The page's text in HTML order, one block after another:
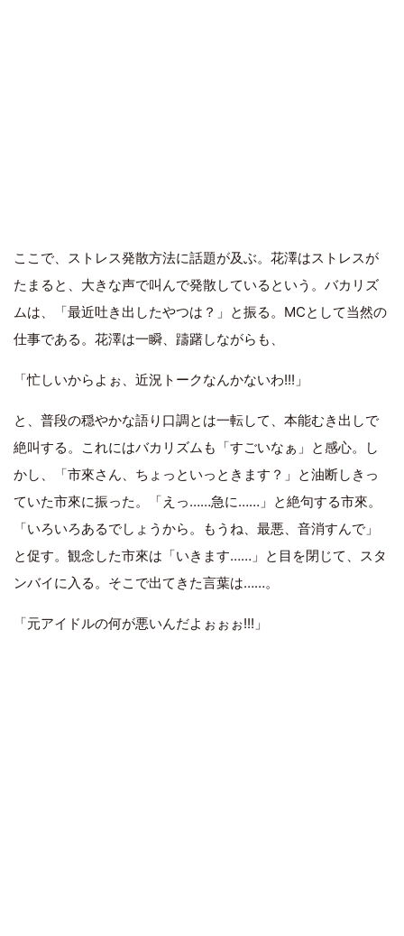
ここで、ストレス発散方法に話題が及ぶ。花澤はストレスが
たまると、大きな声で叫んで発散しているという。バカリズ
ムは、「最近吐き出したやつは？」と振る。MCとして当然の
仕事である。花澤は一瞬、躊躇しながらも、
「忙しいからよぉ、近況トークなんかないわ!!!」
と、普段の穏やかな語り口調とは一転して、本能むき出しで
絶叫する。これにはバカリズムも「すごいなぁ」と感心。し
かし、「市來さん、ちょっといっときます？」と油断しきっ
ていた市來に振った。「えっ……急に……」と絶句する市來。
「いろいろあるでしょうから。もうね、最悪、音消すんで」
と促す。観念した市來は「いきます……」と目を閉じて、スタ
ンバイに入る。そこで出てきた言葉は……。
「元アイドルの何が悪いんだよぉぉぉ!!!」